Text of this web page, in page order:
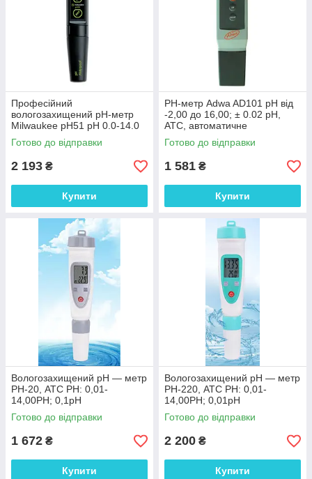
Професійний
вологозахищений pH-метр
Milwaukee pH51 pH 0.0-14.0
±0.1 pH, ручне калібрування ,
Угорщина
Готово до відправки
2 193 ₴
Купити
PН-метр Adwa AD101 pН від
-2,00 до 16,00; ± 0.02 pH,
АТС, автоматичне
калібрування, Угорщина
Готово до відправки
1 581 ₴
Купити
Вологозахищений рН — метр
РН-20, АТС PH: 0,01-
14,00PH; 0,1рН
Готово до відправки
1 672 ₴
Купити
Вологозахищений рН — метр
РН-220, АТС PH: 0,01-
14,00PH; 0,01рН
Готово до відправки
2 200 ₴
Купити